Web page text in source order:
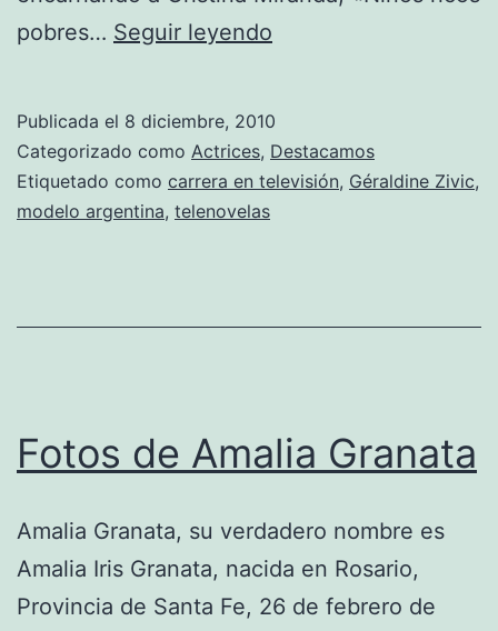
pobres… Seguir leyendo
Publicada el 8 diciembre, 2010
Categorizado como Actrices, Destacamos
Etiquetado como carrera en televisión, Géraldine Zivic,
modelo argentina, telenovelas
Fotos de Amalia Granata
Amalia Granata, su verdadero nombre es
Amalia Iris Granata, nacida en Rosario,
Provincia de Santa Fe, 26 de febrero de